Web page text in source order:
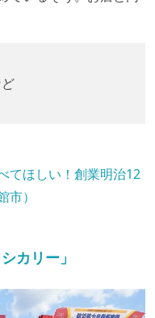
てほしい！創業明治12
）
カリー」